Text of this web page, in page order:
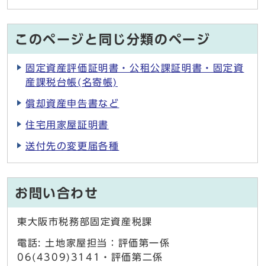
このページと同じ分類のページ
固定資産評価証明書・公租公課証明書・固定資
産課税台帳(名寄帳)
償却資産申告書など
住宅用家屋証明書
送付先の変更届各種
お問い合わせ
東大阪市税務部固定資産税課
電話: 土地家屋担当：評価第一係
06(4309)3141・評価第二係